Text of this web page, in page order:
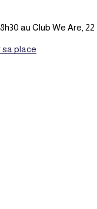
au Club We Are,
sa place